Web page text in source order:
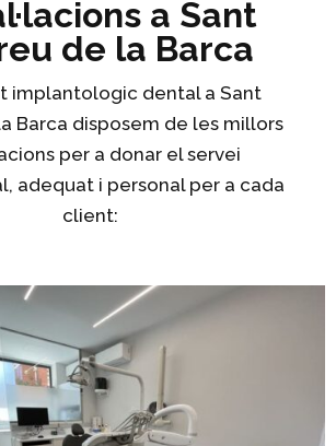
a Sant
de la Barca
implantologic dental a Sant
Barca disposem de les millors
per a donar el servei
adequat i personal per a cada
client: